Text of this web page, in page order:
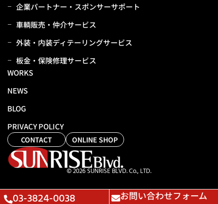
企業パートナー・スポンサーサポート
⾞輌販売・仲介サービス
外装・内装ディテーリングサービス
板⾦・保険修理サービス
WORKS
NEWS
BLOG
PRIVACY POLICY
CONTACT ONLINE SHOP
© 2026 SUNRISE BLVD. Co., LTD.
03-3824-0038 お問い合わせフォーム